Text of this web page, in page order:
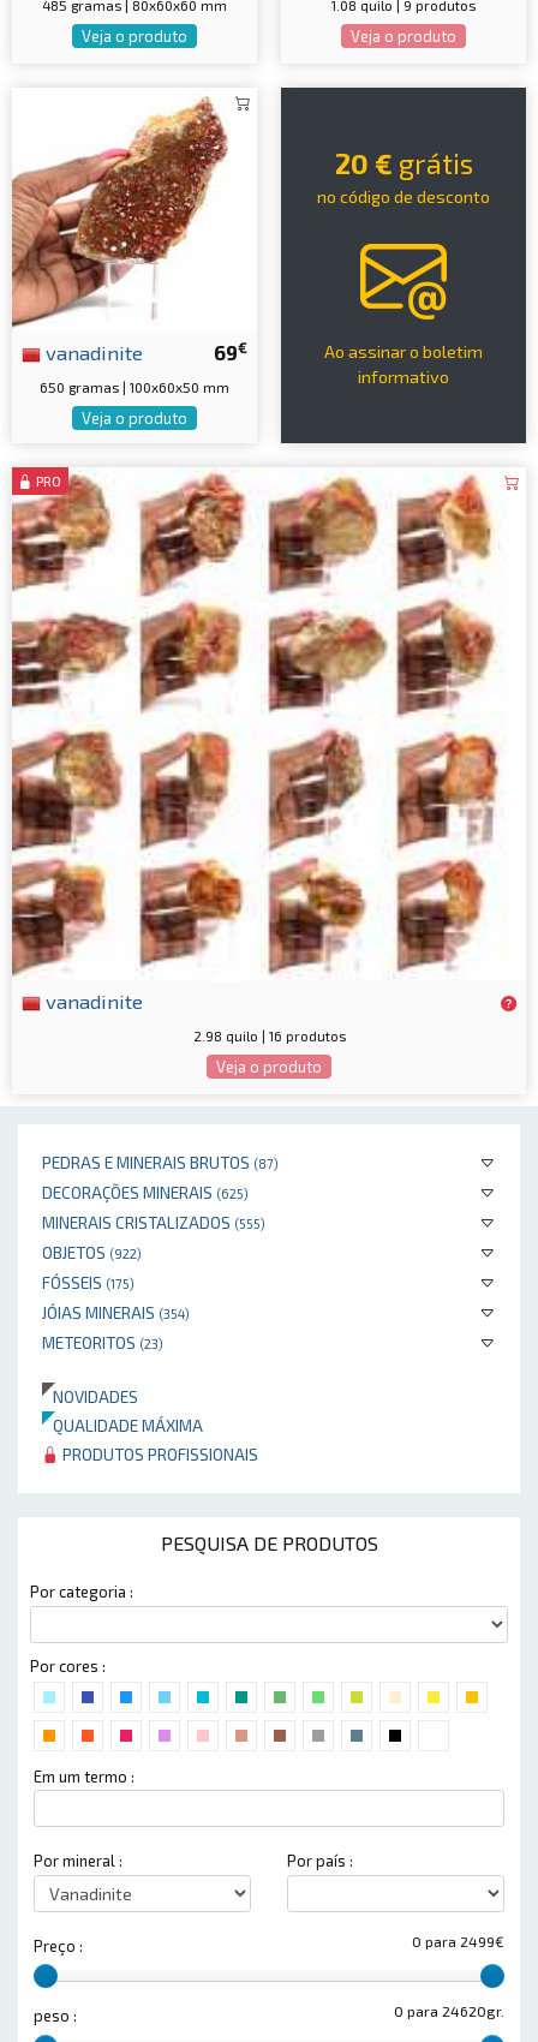
PEDRAS E MINERAIS BRUTOS (87)
DECORAÇÕES MINERAIS (625)
MINERAIS CRISTALIZADOS (555)
OBJETOS (922)
FÓSSEIS (175)
JÓIAS MINERAIS (354)
METEORITOS (23)
NOVIDADES
QUALIDADE MÁXIMA
PRODUTOS PROFISSIONAIS
PESQUISA DE PRODUTOS
Por categoria :
Por cores :
Em um termo :
Por mineral : Por país :
0 para 2499€
Preço :
0 para 24620gr.
peso :
485 gramas | 80x60x60 mm
Veja o produto
1.08 quilo | 9 produtos
Veja o produto
69€
vanadinite
650 gramas | 100x60x50 mm
Veja o produto
20 € grátis
no código de desconto
Ao assinar o boletim
informativo
PRO
vanadinite
2.98 quilo | 16 produtos
Veja o produto